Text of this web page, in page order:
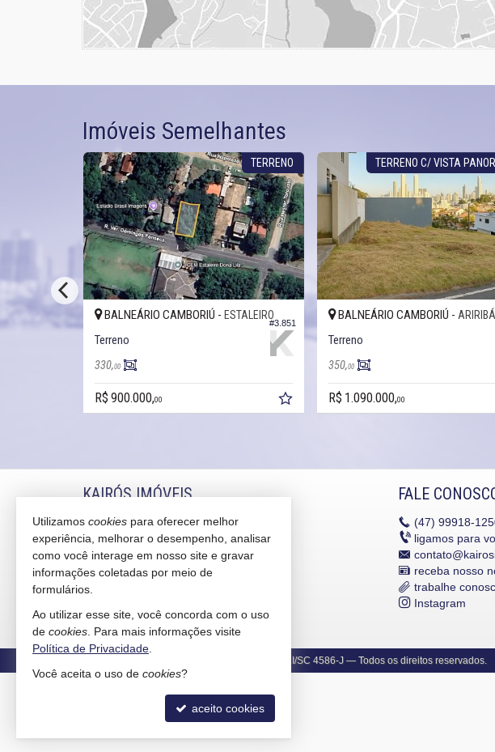
Imóveis Semelhantes
TERRENO
#3.851
BALNEÁRIO CAMBORIÚ - ESTALEIRO
Terreno
330,00
R$ 900.000,00
TERRENO C/ VISTA
BALNEÁRIO CAMBORIÚ - ARIRIBÁ
Terreno
350,00
R$ 1.090.000,00
KAIRÓS IMÓVEIS
Rua 1121, 100
Centro - 88330-783
Balneário Camboriú / SC
mapa google
cadastre seu imóvel
mapa de imóveis
FALE
(47) 99918-
ligamos para
receba nosso
trabalhe
Instagram
CRECI/SC 4586-J — Todos os direitos reservados.
Utilizamos cookies para oferecer melhor
experiência, melhorar o desempenho, analisar
como você interage em nosso site e gravar
informações coletadas por meio de
formulários.
Ao utilizar esse site, você concorda com o uso
de cookies . Para mais informações visite
Política de Privacidade
Você aceita o uso de cookies?
aceito cookies